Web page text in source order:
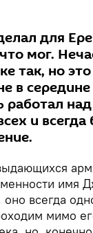
для
мог.
так, но
в
и
имя
оно всегда
мимо